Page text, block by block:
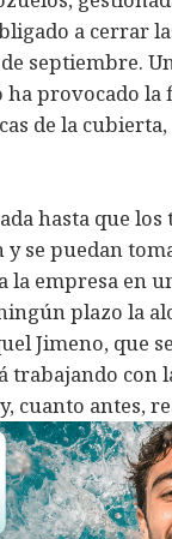
a cerrar
septiembre.
ha provocado
de la
hasta que
se puedan
la empresa en
plazo la
Jimeno, que
trabajando con
cuanto antes,